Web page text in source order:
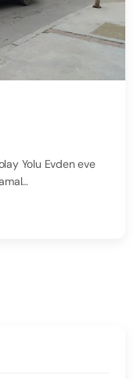
Yolu Evden eve